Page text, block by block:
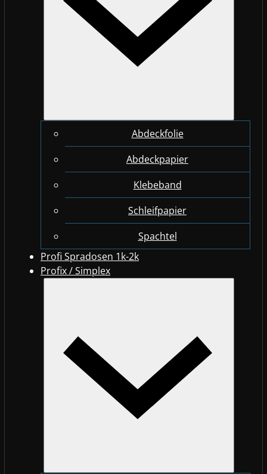
Abdeckfolie
Abdeckpapier
Klebeband
Schleifpapier
Spachtel
Profi Spradosen 1k-2k
Profix / Simplex